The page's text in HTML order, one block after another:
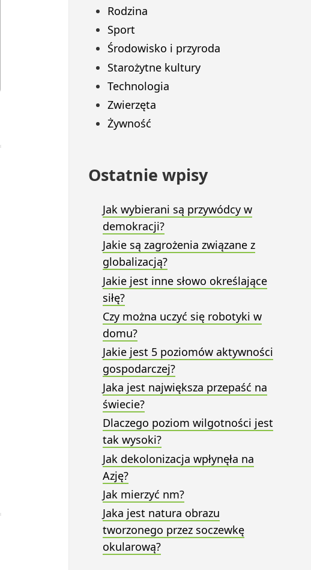
Rodzina
Sport
Środowisko i przyroda
Starożytne kultury
Technologia
Zwierzęta
Żywność
Ostatnie wpisy
Jak wybierani są przywódcy w
demokracji?
Jakie są zagrożenia związane z
globalizacją?
Jakie jest inne słowo określające
siłę?
Czy można uczyć się robotyki w
domu?
Jakie jest 5 poziomów aktywności
gospodarczej?
Jaka jest największa przepaść na
świecie?
Dlaczego poziom wilgotności jest
tak wysoki?
Jak dekolonizacja wpłynęła na
Azję?
Jak mierzyć nm?
Jaka jest natura obrazu
tworzonego przez soczewkę
okularową?